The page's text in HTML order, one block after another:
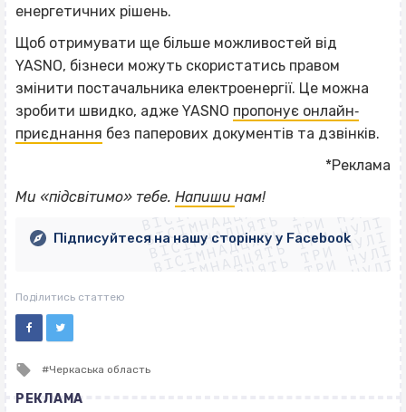
енергетичних рішень.
Щоб отримувати ще більше можливостей від
YASNO, бізнеси можуть скористатись правом
змінити постачальника електроенергії. Це можна
зробити швидко, адже YASNO пропонує онлайн‐
приєднання без паперових документів та дзвінків.
*Реклама
Ми «підсвітимо» тебе. Напиши нам!
ВІСІМНАДЦЯТЬ ТРИ НУЛІ
ВІСІМНАДЦЯТЬ ТРИ НУЛІ
ВІСІМНАДЦЯТЬ ТРИ НУЛІ
ВІСІМНАДЦЯТЬ ТРИ НУЛІ
ВІСІМНАДЦЯТЬ ТРИ НУЛІ
ВІСІМНАДЦЯТЬ ТРИ НУЛІ
ВІСІМНАДЦЯТЬ ТРИ НУЛІ
ВІСІМНАДЦЯТЬ ТРИ НУЛІ
Підписуйтеся на нашу сторінку у Facebook
Поділитись статтею
Tagged
Черкаська область
РЕКЛАМА